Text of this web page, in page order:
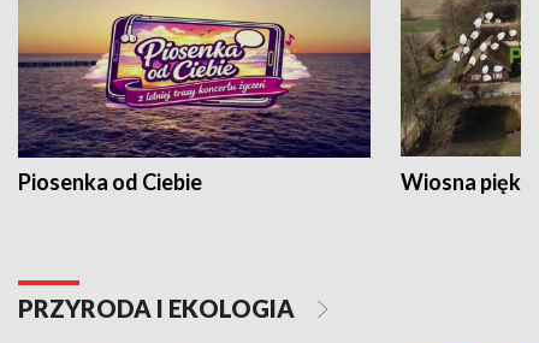
Piosenka od Ciebie Wiosna
PRZYRODA I EKOLOGIA